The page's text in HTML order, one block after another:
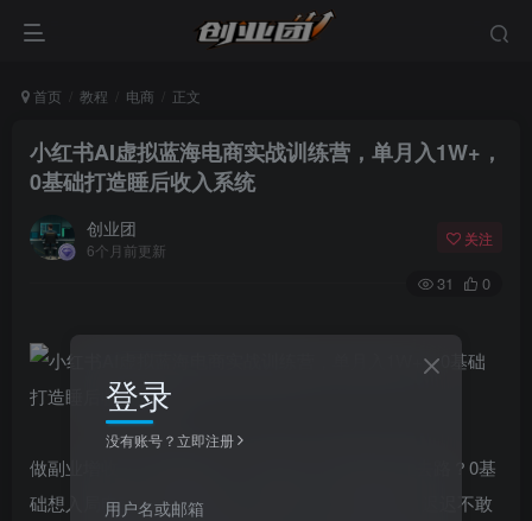
首页 教程 电商 正文
小红书AI虚拟蓝海电商实战训练营，单月入1W+，
0基础打造睡后收入系统
创业团
6个月前更新
关注
31 0
做副业增收，却被“高投入、高竞争、耗时间”拦住去路？0基
础想入局电商，不懂选品、不会运营、没有货源，迟迟不敢
登录
没有账号？立即注册
用户名或邮箱